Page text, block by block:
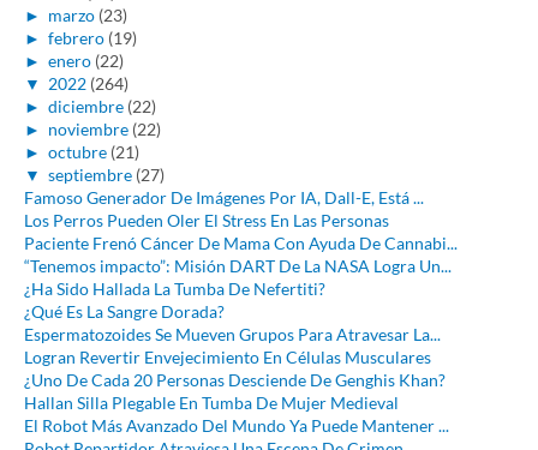
► marzo (23)
► febrero (19)
► enero (22)
▼ 2022 (264)
► diciembre (22)
► noviembre (22)
► octubre (21)
▼ septiembre (27)
Famoso Generador De Imágenes Por IA, Dall-E, Está ...
Los Perros Pueden Oler El Stress En Las Personas
Paciente Frenó Cáncer De Mama Con Ayuda De Cannabi...
“Tenemos impacto”: Misión DART De La NASA Logra Un...
¿Ha Sido Hallada La Tumba De Nefertiti?
¿Qué Es La Sangre Dorada?
Espermatozoides Se Mueven Grupos Para Atravesar La...
Logran Revertir Envejecimiento En Células Musculares
¿Uno De Cada 20 Personas Desciende De Genghis Khan?
Hallan Silla Plegable En Tumba De Mujer Medieval
El Robot Más Avanzado Del Mundo Ya Puede Mantener ...